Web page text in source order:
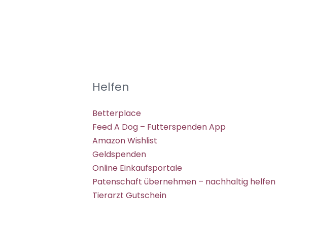
Helfen
Betterplace
Feed A Dog – Futterspenden App
Amazon Wishlist
Geldspenden
Online Einkaufsportale
Patenschaft übernehmen – nachhaltig helfen
Tierarzt Gutschein